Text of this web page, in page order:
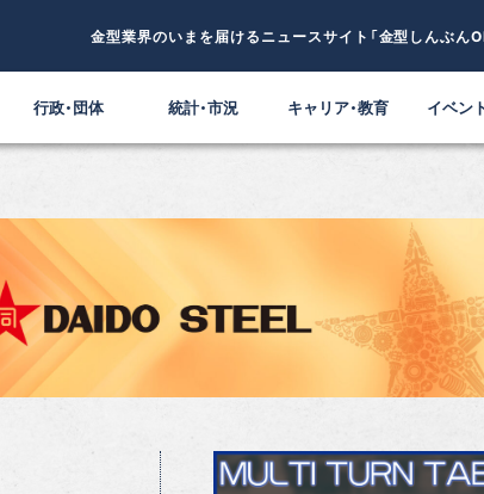
金型業界のいまを届けるニュースサイト「金型しんぶん
行政・団体 統計・市況 キャリア・教育 イベン